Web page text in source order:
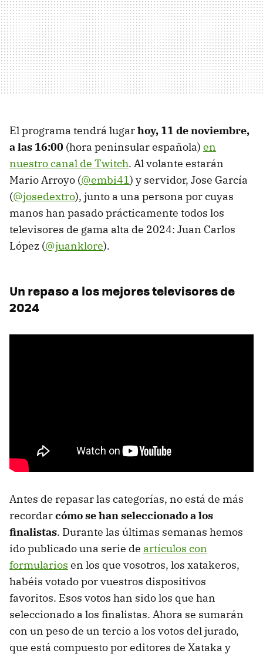
El programa tendrá lugarhoy, 11 de noviembre,
a las 16:00 (hora peninsular española) en
nuestro canal de Twitch. Al volante estarán
Mario Arroyo (@embi41) y servidor, Jose García
(@josedextro), junto a una persona por cuyas
manos han pasado prácticamente todos los
televisores de gama alta de 2024: Juan Carlos
López (@juanklore).
Un repaso a los mejores televisores de
2024
Antes de repasar las categorías, no está de más
recordarcómo se han seleccionado a los
finalistas. Durante las últimas semanas hemos
ido publicado una serie de artículos con
formularios en los que vosotros, los xatakeros,
habéis votado por vuestros dispositivos
favoritos. Esos votos han sido los que han
seleccionado a los finalistas. Ahora se sumarán
con un peso de un tercio a los votos del jurado,
que está compuesto por editores de Xataka y